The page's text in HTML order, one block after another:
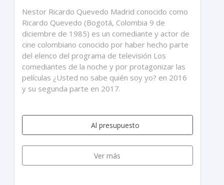
Nestor Ricardo Quevedo Madrid conocido como
Ricardo Quevedo (Bogotá, Colombia 9 de
diciembre de 1985) es un comediante y actor de
cine colombiano conocido por haber hecho parte
del elenco del programa de televisión Los
comediantes de la noche y por protagonizar las
películas ¿Usted no sabe quién soy yo? en 2016
y su segunda parte en 2017.
Al presupuesto
Ver más